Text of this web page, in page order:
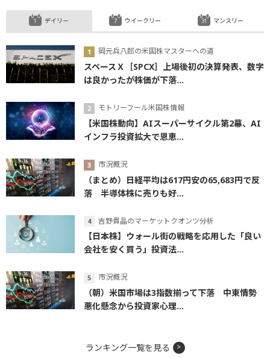
デイリー
岡元兵八郎の米国株マスターへの道
スペースＸ［SPCX］上場後初の決算発表、数字
は良かったが株価が下落...
モトリーフール米国株情報
【米国株動向】AIスーパーサイクル第2幕、AI
インフラ投資拡大で恩恵...
市況概況
（まとめ）日経平均は617円安の65,683円で反
落 半導体株に売りも好...
吉野貴晶のマーケットクオンツ分析
【日本株】ウォール街の戦略を応用した「良い
会社を安く買う」投資法...
市況概況
（朝）米国市場は3指数揃って下落 中東情勢
悪化懸念から投資家心理...
ウイークリー マンスリー
ランキング一覧を見る